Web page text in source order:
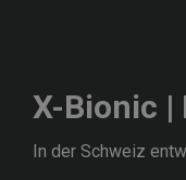
X-Bionic |
In der Schweiz